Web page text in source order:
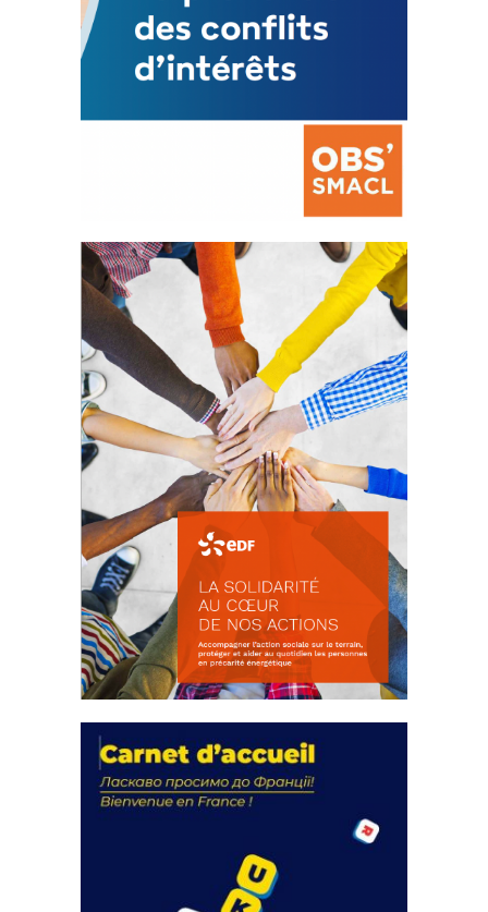
La prévention des conflits
d’intérêts
18 septembre 2023
FEUILLETER
actions
18 septembre 2023
FEUILLETER